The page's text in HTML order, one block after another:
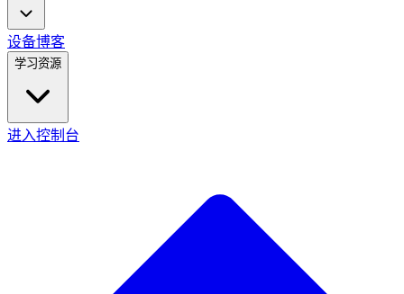
设备博客
学习资源
进入控制台